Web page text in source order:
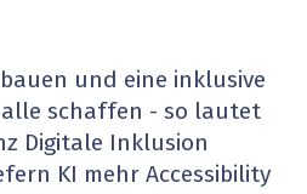
und eine inklusive
schaffen - so lautet
Digitale Inklusion
KI mehr Accessibility